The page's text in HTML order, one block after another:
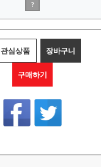
?
관심상품 장바구니
구매하기